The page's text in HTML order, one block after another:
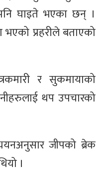
घाइते भएका छन् ।
प्रहरीले बताएको
र सुकमायाको
थप उपचारको
जीपको ब्रेक
।